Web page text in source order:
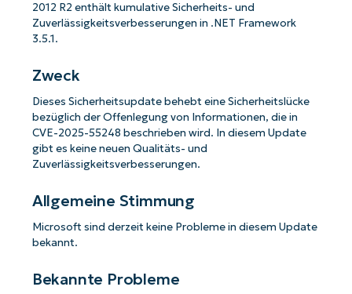
2012 R2 enthält kumulative Sicherheits- und
Zuverlässigkeitsverbesserungen in .NET Framework
3.5.1.
Zweck
Dieses Sicherheitsupdate behebt eine Sicherheitslücke
bezüglich der Offenlegung von Informationen, die in
CVE-2025-55248 beschrieben wird. In diesem Update
gibt es keine neuen Qualitäts- und
Zuverlässigkeitsverbesserungen.
Allgemeine Stimmung
Microsoft sind derzeit keine Probleme in diesem Update
bekannt.
Bekannte Probleme